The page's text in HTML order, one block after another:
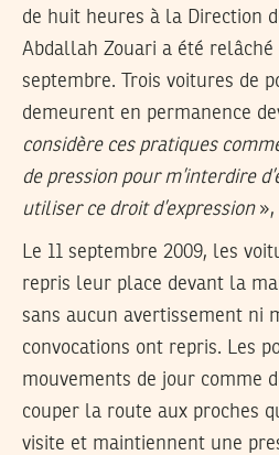
de huit heures à la Direction
Abdallah Zouari a été relâché
septembre. Trois voitures de
demeurent en permanence
considère ces pratiques
de pression pour m’interdire
utiliser ce droit d’expression
Le 11 septembre 2009, les
repris leur place devant la
sans aucun avertissement ni
convocations ont repris. Les
mouvements de jour comme
couper la route aux proches
visite et maintiennent une